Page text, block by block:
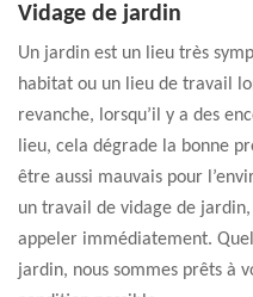
Vidage de jardin
Un jardin est un lieu très
habitat ou un lieu de travail
revanche, lorsqu’il y a des
lieu, cela dégrade la bonne
être aussi mauvais pour
un travail de vidage de
appeler immédiatement.
jardin, nous sommes prêts à